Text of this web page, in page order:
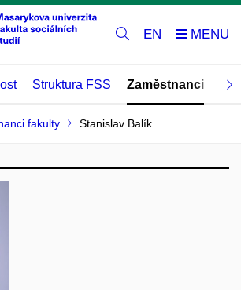
EN
Struktura FSS Zaměstnanci
fakulty Stanislav Balík